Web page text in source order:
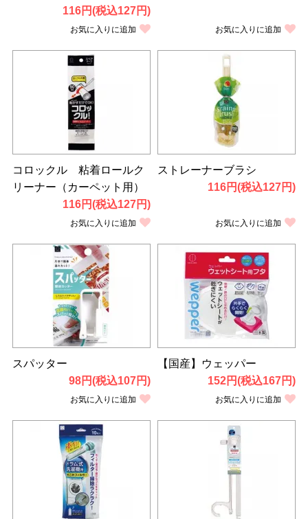
116円(税込127円)
お気に入りに追加 お気に入りに追加
コロックル 粘着ロールク
リーナー（カーペット用）
116円(税込127円)
お気に入りに追加
ストレーナーブラシ
116円(税込127円)
お気に入りに追加
スパッター
98円(税込107円)
お気に入りに追加
【国産】ウェッパー
152円(税込167円)
お気に入りに追加